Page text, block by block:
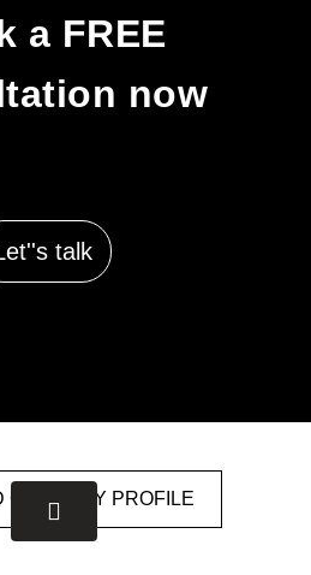
a FREE
now
talk
COMPANY PROFILE